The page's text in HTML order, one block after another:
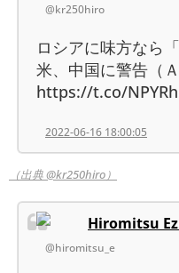
@kr250hiro
ロシアに味方なら
米、中国に警告（
https://t.co/
2022-06-16 18:00:05
（出典 @kr250hiro）
Hiromitsu
@hiromitsu_e